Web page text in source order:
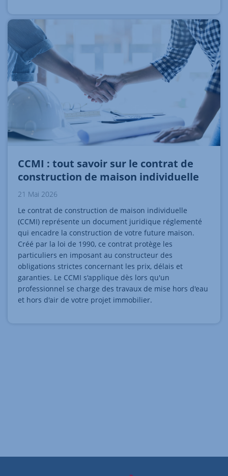
CCMI : tout savoir sur le contrat de
construction de maison individuelle
21 Mai 2026
Le contrat de construction de maison individuelle
(CCMI) représente un document juridique réglementé
qui encadre la construction de votre future maison.
Créé par la loi de 1990, ce contrat protège les
particuliers en imposant au constructeur des
obligations strictes concernant les prix, délais et
garanties. Le CCMI s'applique dès lors qu'un
professionnel se charge des travaux de mise hors d'eau
et hors d'air de votre projet immobilier.